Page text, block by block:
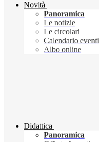
Novità
Panoramica
Le notizie
Le circolari
Calendario eventi
Albo online
Didattica
Panoramica